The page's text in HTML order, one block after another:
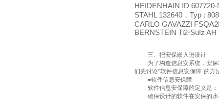
HEIDENHAIN ID
STAHL 132640 ， Typ :
CARLO GAVAZZI
BERNSTEIN Ti2-SuIz AH
三、把安保嵌入进设计
为了构造信息安系统，安
们先讨论“软件信息安保障"的方
●软件信息安保障
软件信息安保障的定义是：
确保设计的软件在安保的